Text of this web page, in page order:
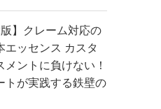
版】クレーム対応の
エッセンス カスタ
メントに負けない！
トが実践する鉄壁の